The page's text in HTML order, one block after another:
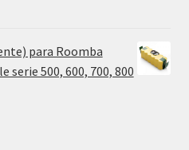
para Roomba
500, 600, 700, 800